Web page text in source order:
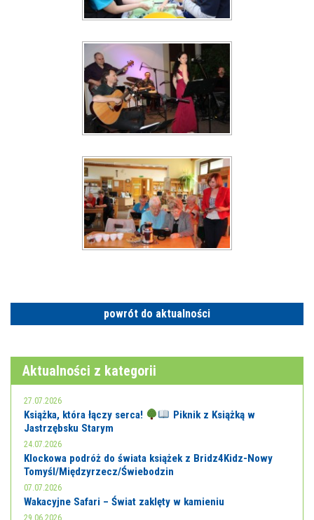
powrót do aktualności
Aktualności z kategorii
27.07.2026
Książka, która łączy serca!
Piknik z Książką w
Jastrzębsku Starym
24.07.2026
Klockowa podróż do świata książek z Bridz4Kidz-Nowy
Tomyśl/Międzyrzecz/Świebodzin
07.07.2026
Wakacyjne Safari – Świat zaklęty w kamieniu
29.06.2026